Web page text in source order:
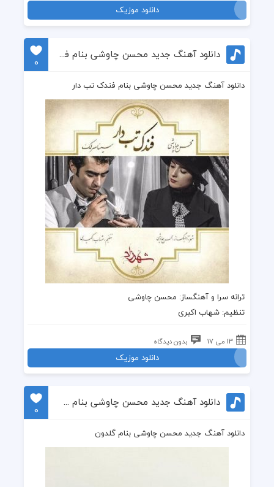
دانلود موزیک
دانلود آهنگ جدید محسن چاوشی بنام فندک تب دار
0
دانلود آهنگ جدید محسن چاوشی بنام فندک تب دار
ترانه سرا و آهنگساز: محسن چاوشی
تنظیم: شهاب اکبری
13 می 17 بدون دیدگاه
دانلود موزیک
دانلود آهنگ جدید محسن چاوشی بنام گلدون
0
دانلود آهنگ جدید محسن چاوشی بنام گلدون